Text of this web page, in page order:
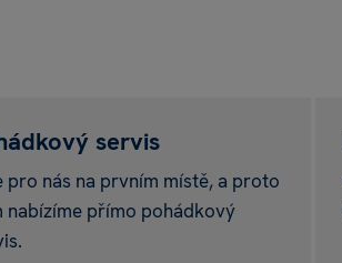
servis
pro nás na prvním místě, a proto
nabízíme přímo pohádkový